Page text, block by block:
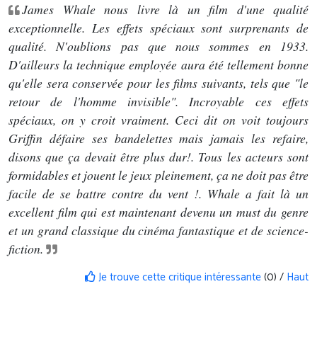
James Whale nous livre là un film d'une qualité
exceptionnelle. Les effets spéciaux sont surprenants de
qualité. N'oublions pas que nous sommes en 1933.
D'ailleurs la technique employée aura été tellement bonne
qu'elle sera conservée pour les films suivants, tels que "le
retour de l'homme invisible". Incroyable ces effets
spéciaux, on y croit vraiment. Ceci dit on voit toujours
Griffin défaire ses bandelettes mais jamais les refaire,
disons que ça devait être plus dur!. Tous les acteurs sont
formidables et jouent le jeux pleinement, ça ne doit pas être
facile de se battre contre du vent !. Whale a fait là un
excellent film qui est maintenant devenu un must du genre
et un grand classique du cinéma fantastique et de science-
fiction.
Je trouve cette critique intéressante(0) / Haut